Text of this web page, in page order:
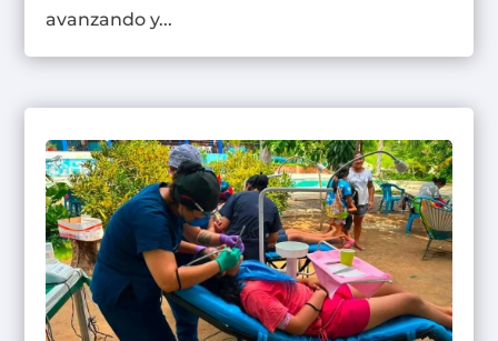
avanzando y...